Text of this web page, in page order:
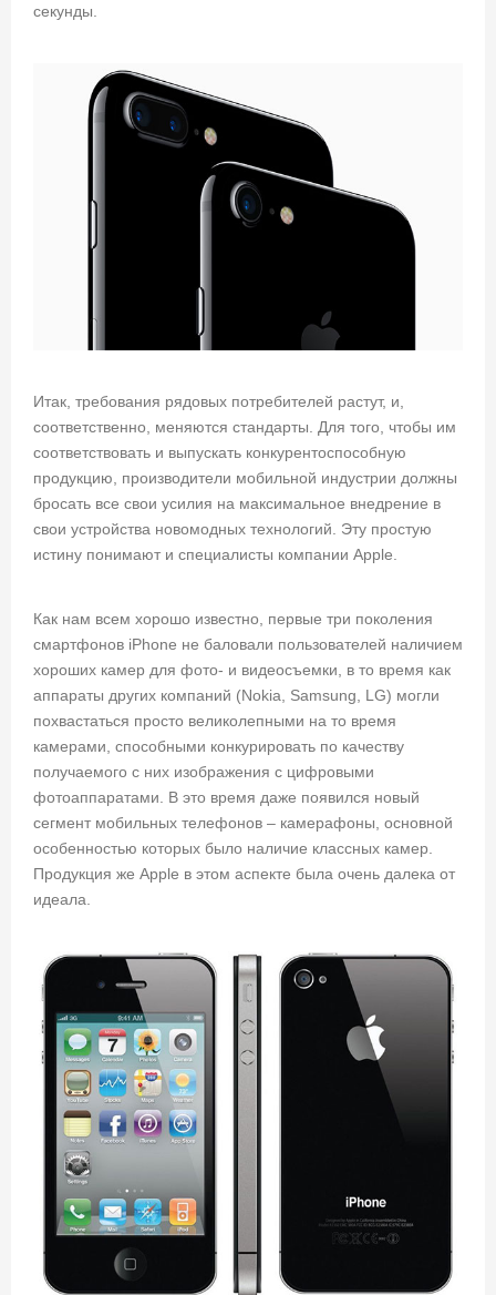
секунды.
Итак, требования рядовых потребителей растут, и,
соответственно, меняются стандарты. Для того, чтобы им
соответствовать и выпускать конкурентоспособную
продукцию, производители мобильной индустрии должны
бросать все свои усилия на максимальное внедрение в
свои устройства новомодных технологий. Эту простую
истину понимают и специалисты компании Apple.
Как нам всем хорошо известно, первые три поколения
смартфонов iPhone не баловали пользователей наличием
хороших камер для фото- и видеосъемки, в то время как
аппараты других компаний (Nokia, Samsung, LG) могли
похвастаться просто великолепными на то время
камерами, способными конкурировать по качеству
получаемого с них изображения с цифровыми
фотоаппаратами. В это время даже появился новый
сегмент мобильных телефонов – камерафоны, основной
особенностью которых было наличие классных камер.
Продукция же Apple в этом аспекте была очень далека от
идеала.